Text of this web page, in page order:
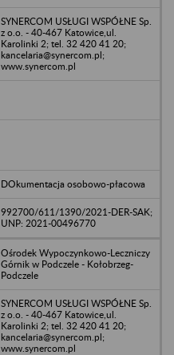
SYNERCOM USŁUGI WSPÓŁNE Sp.
z o.o. - 40-467 Katowice,ul.
Karolinki 2; tel. 32 420 41 20;
kancelaria@synercom.pl;
www.synercom.pl
DOkumentacja osobowo-płacowa
992700/611/1390/2021-DER-SAK;
UNP: 2021-00496770
Ośrodek Wypoczynkowo-Leczniczy
Górnik w Podczele - Kołobrzeg-
Podczele
SYNERCOM USŁUGI WSPÓŁNE Sp.
z o.o. - 40-467 Katowice,ul.
Karolinki 2; tel. 32 420 41 20;
kancelaria@synercom.pl;
www.synercom.pl